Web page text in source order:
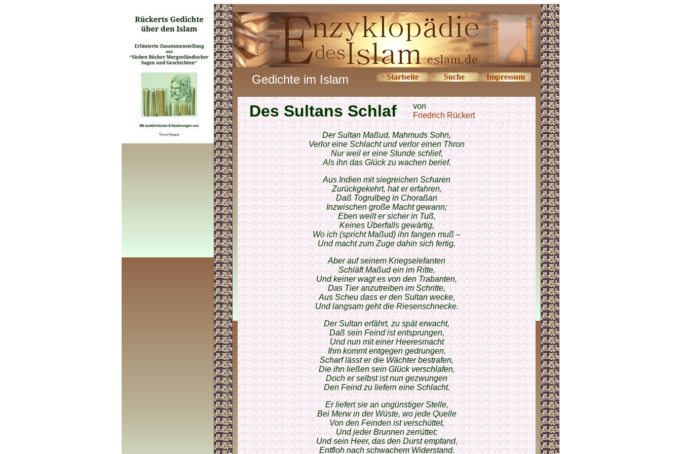
Gedichte im Islam Startseite Suche Impressum
Des Sultans Schlaf
von
Friedrich Rückert
Der Sultan Maßud, Mahmuds Sohn,
Verlor eine Schlacht und verlor einen Thron
Nur weil er eine Stunde schlief,
Als ihn das Glück zu wachen berief.
Aus Indien mit siegreichen Scharen
Zurückgekehrt, hat er erfahren,
Daß Togrulbeg in Choraßan
Inzwischen große Macht gewann;
Eben weilt er sicher in Tuß,
Keines Überfalls gewärtig,
Wo ich (spricht Maßud) ihn fangen muß –
Und macht zum Zuge dahin sich fertig.
Aber auf seinem Kriegselefanten
Schläft Maßud ein im Ritte,
Und keiner wagt es von den Trabanten,
Das Tier anzutreiben im Schritte,
Aus Scheu dass er den Sultan wecke,
Und langsam geht die Riesenschnecke.
Der Sultan erfährt, zu spät erwacht,
Daß sein Feind ist entsprungen,
Und nun mit einer Heeresmacht
Ihm kommt entgegen gedrungen.
Scharf lässt er die Wächter bestrafen,
Die ihn ließen sein Glück verschlafen,
Doch er selbst ist nun gezwungen
Den Feind zu liefern eine Schlacht.
Er liefert sie an ungünstiger Stelle,
Bei Merw in der Wüste, wo jede Quelle
Von den Feinden ist verschüttet,
Und jeder Brunnen zerrüttet;
Und sein Heer, das den Durst empfand,
Entfloh nach schwachem Widerstand.